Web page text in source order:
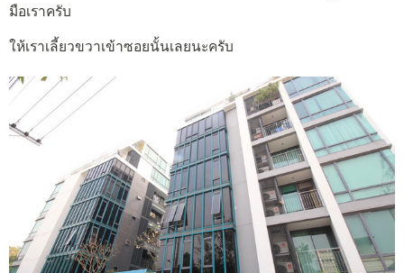
มือเราครับ
ให้เราเลี้ยวขวาเข้าซอยนั้นเลยนะครับ